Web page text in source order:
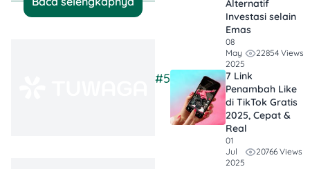
biaya fotowedding
Alternatif
Investasi selain
Emas
08
May
2025
22854 Views
#5
7 Link
Penambah Like
di TikTok Gratis
2025, Cepat &
Real
01
Jul
2025
20766 Views